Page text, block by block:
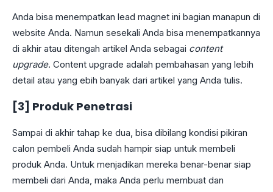
Anda bisa menempatkan lead magnet ini bagian manapun di
website Anda. Namun sesekali Anda bisa menempatkannya
di akhir atau ditengah artikel Anda sebagai content
upgrade. Content upgrade adalah pembahasan yang lebih
detail atau yang ebih banyak dari artikel yang Anda tulis.
[3] Produk Penetrasi
Sampai di akhir tahap ke dua, bisa dibilang kondisi pikiran
calon pembeli Anda sudah hampir siap untuk membeli
produk Anda. Untuk menjadikan mereka benar-benar siap
membeli dari Anda, maka Anda perlu membuat dan